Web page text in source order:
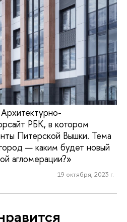
РБК, в котором
Питерской Вышки. Тема
— каким будет новый
агломерации?»
19 октября, 2023 г.